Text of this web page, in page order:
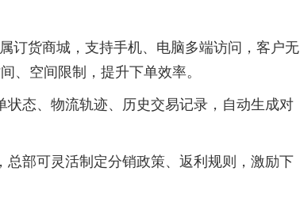
订货商城，支持手机、电脑多端访问，客户无
、空间限制，提升下单效率。
状态、物流轨迹、历史交易记录，自动生成对
总部可灵活制定分销政策、返利规则，激励下